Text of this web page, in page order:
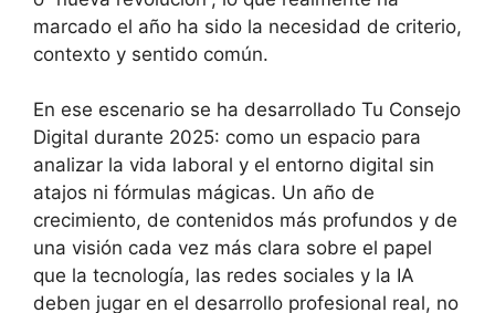
marcado el año ha sido la necesidad de criterio,
contexto y sentido común.
En ese escenario se ha desarrollado Tu Consejo
Digital durante 2025: como un espacio para
analizar la vida laboral y el entorno digital sin
atajos ni fórmulas mágicas. Un año de
crecimiento, de contenidos más profundos y de
una visión cada vez más clara sobre el papel
que la tecnología, las redes sociales y la IA
deben jugar en el desarrollo profesional real, no